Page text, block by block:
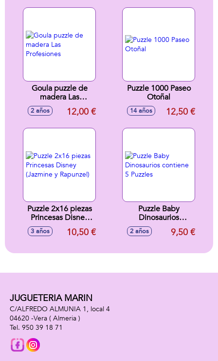
Goula puzzle de
madera Las
Profesiones
2 años 12,00 €
Puzzle 1000 Paseo
Otoñal
14 años 12,50 €
Puzzle 2x16 piezas
Princesas Disney
(Jazmine y
Rapunzel)
3 años 10,50 €
Puzzle Baby
Dinosaurios
contiene 5 Puzzles
2 años 9,50 €
JUGUETERIA MARIN
C/ALFREDO ALMUNIA 1, local 4
04620 -Vera ( Almeria )
950 39 18 71